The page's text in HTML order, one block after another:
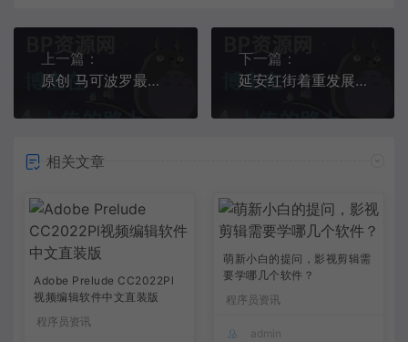
上一篇：
原创 马可波罗最强三大组合，马瑶只是基础，牛马和鬼马是真的强
下一篇：
延安红街着重发展“红色旅游” , 为红色旅游消费打好基础
相关文章
Adobe Prelude CC2022Pl
视频编辑软件中文直装版
程序员资讯
萌新小白的提问，影视剪辑需
要学哪几个软件？
程序员资讯
admin